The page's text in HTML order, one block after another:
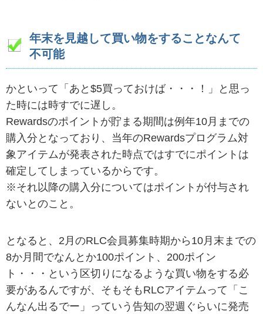
年末を見越して買い物をすることなんて
不可能
かといって「あと$5買っておけば・・・！」と思っ
た時には時すでに遅し。
Rewardsのポイントが貯まる期間は例年10月までの
購入分となっており、当年のRewardsプログラム対
象アイテムが発表された時点ではすでにポイントは
確定してしまっているからです。
※それ以降の購入分についてはポイントが付与され
ないとのこと。
となると、2月のRLC会員募集時期から10月末までの
8か月間でなんとか100ポイント、200ポイン
ト・・・という区切りになるような買い物をする必
要があるんですが、そもそもRLCアイテムって「こ
んなん出るでー」っていう告知の翌週ぐらいに発売